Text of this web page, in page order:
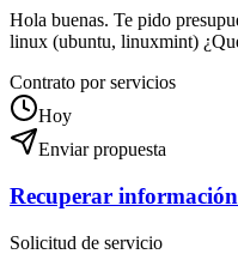
Hola buenas. Te pido
linux (ubuntu, linuxmint)
Contrato por servicios
Hoy
Enviar propuesta
Recuperar
Solicitud de servicio